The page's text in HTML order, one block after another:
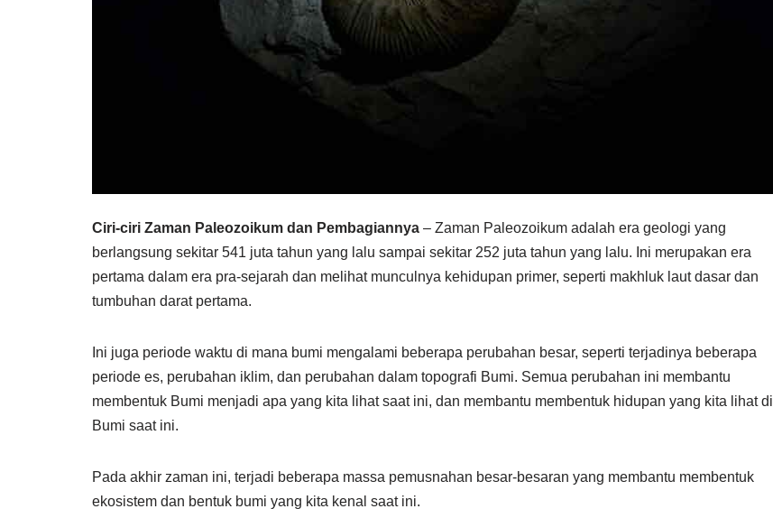
Ciri-ciri Zaman Paleozoikum dan Pembagiannya – Zaman Paleozoikum adalah era geologi yang
berlangsung sekitar 541 juta tahun yang lalu sampai sekitar 252 juta tahun yang lalu. Ini merupakan era
pertama dalam era pra-sejarah dan melihat munculnya kehidupan primer, seperti makhluk laut dasar dan
tumbuhan darat pertama.
Ini juga periode waktu di mana bumi mengalami beberapa perubahan besar, seperti terjadinya beberapa
periode es, perubahan iklim, dan perubahan dalam topografi Bumi. Semua perubahan ini membantu
membentuk Bumi menjadi apa yang kita lihat saat ini, dan membantu membentuk hidupan yang kita lihat di
Bumi saat ini.
Pada akhir zaman ini, terjadi beberapa massa pemusnahan besar-besaran yang membantu membentuk
ekosistem dan bentuk bumi yang kita kenal saat ini.